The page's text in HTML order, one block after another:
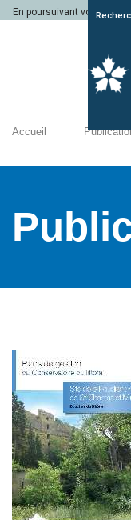
En poursuivant votre
Accueil